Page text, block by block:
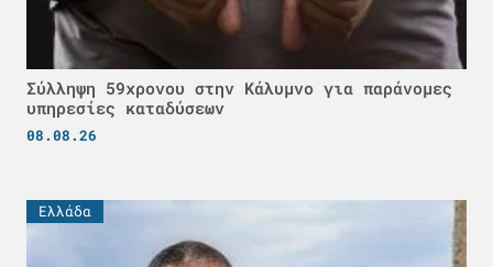
Σύλληψη 59χρονου στην Κάλυμνο για παράνομες
υπηρεσίες καταδύσεων
08.08.26
Ελλάδα